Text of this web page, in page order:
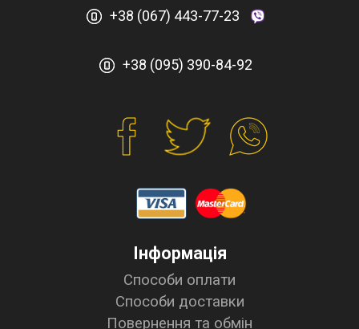
+38 (067) 443-77-23
+38 (095) 390-84-92
Інформація
Способи оплати
Способи доставки
Повернення та обмін